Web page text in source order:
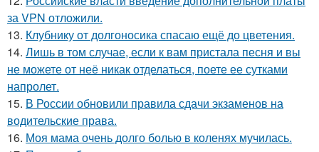
за VPN отложили.
13. Клубнику от долгоносика спасаю ещё до цветения.
14. Лишь в том случае, если к вам пристала песня и вы
не можете от неё никак отделаться, поете ее сутками
напролет.
15. В России обновили правила сдачи экзаменов на
водительские права.
16. Моя мама очень долго болью в коленях мучилась.